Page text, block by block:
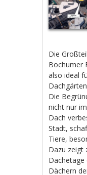
Die
Bochumer
also ideal
Die
nicht nur
Dach
Stadt,
Tiere,
Dazu zeigt
Dachetage
Dächern